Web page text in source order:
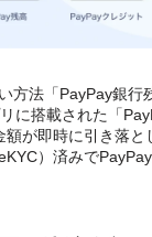
方法「PayPay銀
に搭載された「
が即時に引き落
）済みで